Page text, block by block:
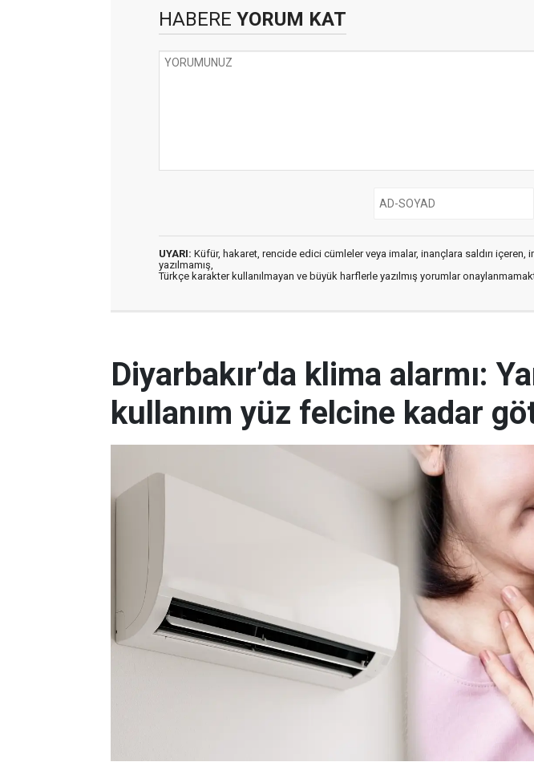
HABERE YORUM KAT
UYARI: Küfür, hakaret, rencide edici cümleler veya imalar, inançlara saldırı içeren,
yazılmamış,
Türkçe karakter kullanılmayan ve büyük harflerle yazılmış yorumlar
Diyarbakır’da klima alarmı:
kullanım yüz felcine kadar